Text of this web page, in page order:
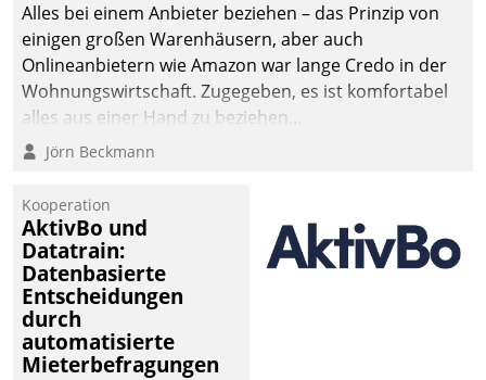
Alles bei einem Anbieter beziehen – das Prinzip von
einigen großen Warenhäusern, aber auch
Onlineanbietern wie Amazon war lange Credo in der
Wohnungswirtschaft. Zugegeben, es ist komfortabel
alles aus einer Hand zu beziehen...
Jörn Beckmann
Kooperation
AktivBo und
Datatrain:
Datenbasierte
Entscheidungen
durch
automatisierte
Mieterbefragungen